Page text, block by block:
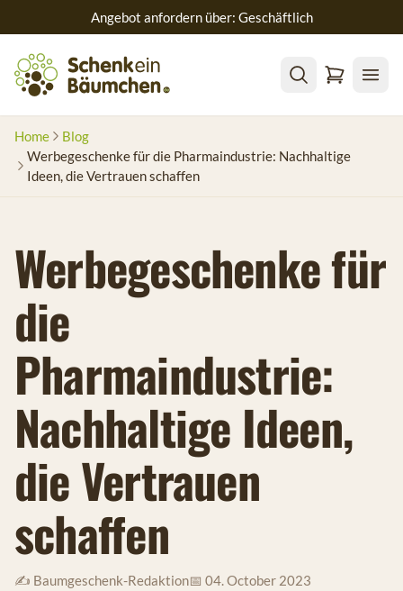
Angebot anfordern über: Geschäftlich
Home
Blog
Werbegeschenke für die Pharmaindustrie: Nachhaltige
Ideen, die Vertrauen schaffen
Werbegeschenke für
die
Pharmaindustrie:
Nachhaltige Ideen,
die Vertrauen
schaffen
✍️ Baumgeschenk-Redaktion📅 04. October 2023